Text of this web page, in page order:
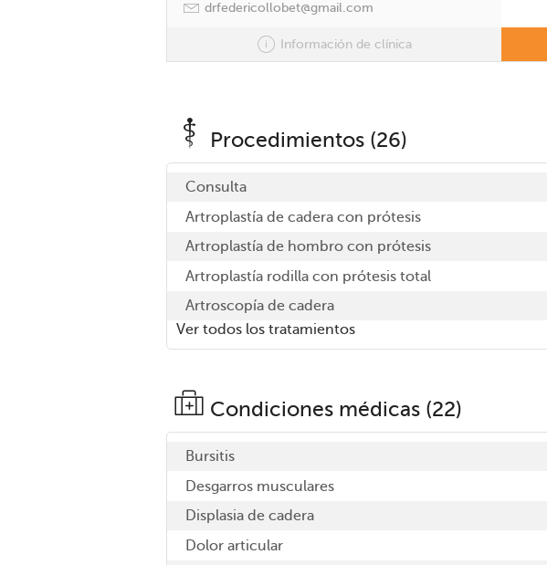
drfedericollobet@gmail.com
Información de clínica
Procedimientos (26)
Consulta
Artroplastía de cadera con prótesis
Artroplastía de hombro con prótesis
Artroplastía rodilla con prótesis total
Artroscopía de cadera
Ver todos los tratamientos
Condiciones médicas (22)
Bursitis
Desgarros musculares
Displasia de cadera
Dolor articular